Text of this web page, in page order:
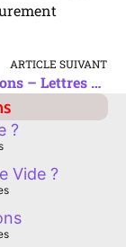
ARTICLE SUIVANT
161 – Citations – Lettres Du Christ
?
Vide ?